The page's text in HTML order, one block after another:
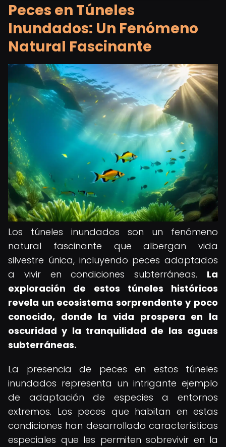
Peces en Túneles
Inundados: Un Fenómeno
Natural Fascinante
Los túneles inundados son un fenómeno
natural fascinante que albergan vida
silvestre única, incluyendo peces adaptados
a vivir en condiciones subterráneas. La
exploración de estos túneles históricos
revela un ecosistema sorprendente y poco
conocido, donde la vida prospera en la
oscuridad y la tranquilidad de las aguas
subterráneas.
La presencia de peces en estos túneles
inundados representa un intrigante ejemplo
de adaptación de especies a entornos
extremos. Los peces que habitan en estas
condiciones han desarrollado características
especiales que les permiten sobrevivir en la